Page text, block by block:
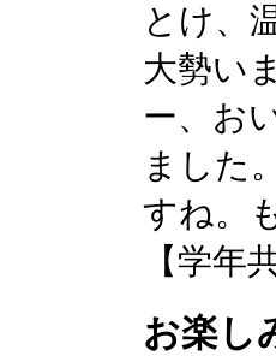
とけ、
大勢い
ー、お
ました
すね。
【学年
お楽し